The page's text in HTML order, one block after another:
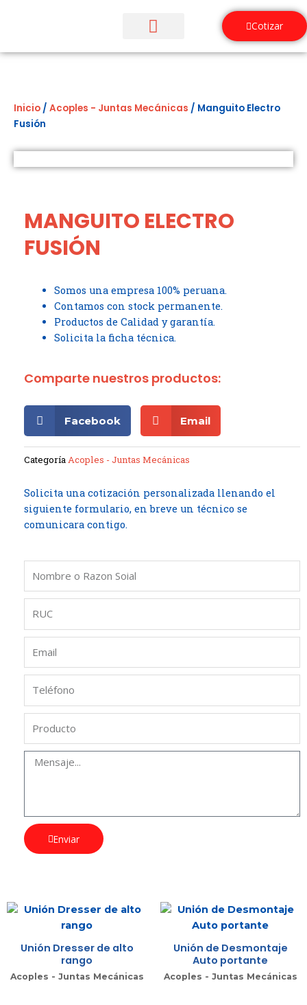
Cotizar
Inicio / Acoples - Juntas Mecánicas / Manguito Electro
Fusión
MANGUITO ELECTRO
FUSIÓN
Somos una empresa 100% peruana.
Contamos con stock permanente.
Productos de Calidad y garantía.
Solicita la ficha técnica.
Comparte nuestros productos:
Facebook Email
CategoríaAcoples - Juntas Mecánicas
Solicita una cotización personalizada llenando el
siguiente formulario, en breve un técnico se
comunicara contigo.
Enviar
Unión Dresser de alto
rango
Acoples - Juntas Mecánicas
Unión de Desmontaje
Auto portante
Acoples - Juntas Mecánicas